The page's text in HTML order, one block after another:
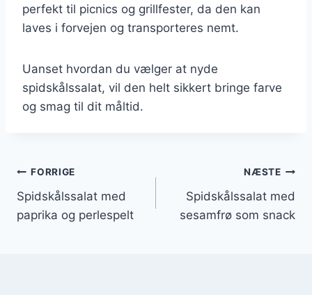
perfekt til picnics og grillfester, da den kan
laves i forvejen og transporteres nemt.
Uanset hvordan du vælger at nyde
spidskålssalat, vil den helt sikkert bringe farve
og smag til dit måltid.
Indlægsnavigation
FORRIGE
Spidskålssalat med
paprika og perlespelt
NÆSTE
Spidskålssalat med
sesamfrø som snack